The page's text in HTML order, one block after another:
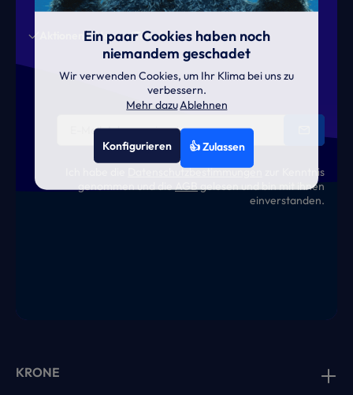
News Termine
Datenschutzbestimmungen
zur Kenntnis
genommen und dieAGBgelesen und bin mit ihnen
einverstanden.
KRONE
Ein paar Cookies haben noch
niemandem geschadet
Wir verwenden Cookies, um Ihr Klima bei uns zu
verbessern.
Mehr dazuAblehnen
Konfigurieren 👍 Zulassen